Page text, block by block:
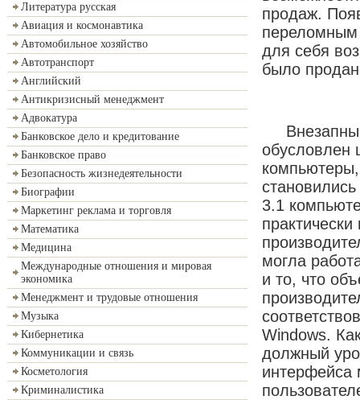
Литература русская
Авиация и космонавтика
Автомобильное хозяйство
Автотранспорт
Английский
Антикризисный менеджмент
Адвокатура
Банковское дело и кредитование
Банковское право
Безопасность жизнедеятельности
Биографии
Маркетинг реклама и торговля
Математика
Медицина
Международные отношения и мировая
экономика
Менеджмент и трудовые отношения
Музыка
Кибернетика
Коммуникации и связь
Косметология
Криминалистика
продаж.
переломным
для себя
было
обусловлен
3.1
могла
и то, что
Windows.
должный
интерфейса